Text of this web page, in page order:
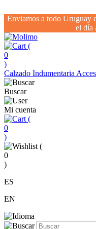
Enviamos a todo Uruguay
el día
(
0
)
Calzado Indumentaria
Buscar
Mi cuenta
(
0
)
(
0
)
ES
EN